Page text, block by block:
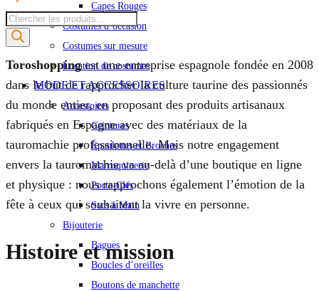
Capes Rouges
Costumes d’occasion
Costumes sur mesure
Location de costumes
MODE ET ACCESSOIRES
Accessoires
Ceintures
Épaulettes et Broches
Marroquinerie
Porte-Clés
Sacs à Main
Bijouterie
Bagues
Boucles d’oreilles
Boutons de manchette
Recherche
de
produits
Toroshoppingest une entreprise espagnole fondée en 2008
dans le but de rapprocher la culture taurine des passionnés
du monde entier, en proposant des produits artisanaux
fabriqués en Espagne avec des matériaux de la
tauromachie professionnelle. Mais notre engagement
envers la tauromachie va au-delà d’une boutique en ligne
et physique : nous rapprochons également l’émotion de la
fête à ceux qui souhaitent la vivre en personne.
Histoire et mission